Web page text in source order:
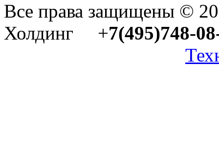
Все права защищены ©
Холдинг +7(495)748-